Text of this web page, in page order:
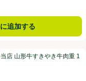
追加する
牛肉重 1食(308g)
店 山形牛すきやき牛肉重 1